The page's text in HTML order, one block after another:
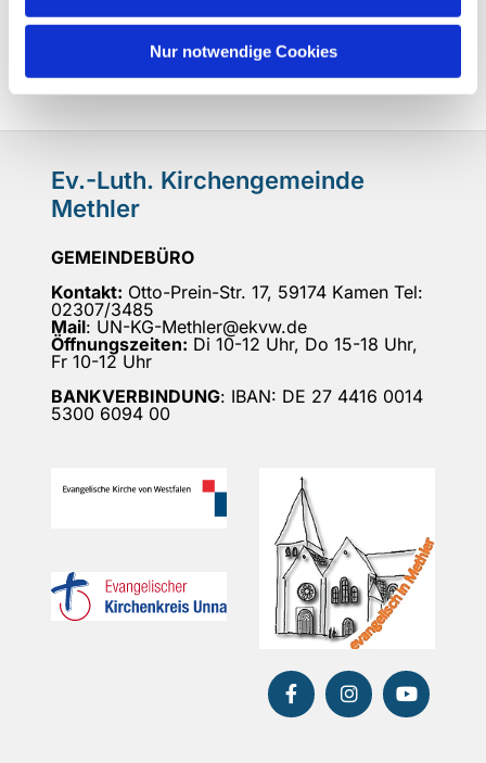
Nur notwendige Cookies
Ev.-Luth. Kirchengemeinde
Methler
GEMEINDEBÜRO
Kontakt: Otto-Prein-Str. 17, 59174 Kamen Tel:
02307/3485
Mail: UN-KG-Methler@ekvw.de
Öffnungszeiten: Di 10-12 Uhr, Do 15-18 Uhr,
Fr 10-12 Uhr
BANKVERBINDUNG: IBAN: DE 27 4416 0014
5300 6094 00